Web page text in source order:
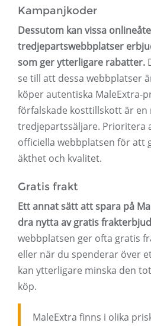
Kampanjkoder
Dessutom kan vissa
tredjepartswebbplatser
som ger ytterligare rabatter.
se till att dessa webbplatser
köper autentiska MaleExtra-
förfalskade kosttillskott är en
tredjepartssäljare. Prioritera
officiella webbplatsen för att
äkthet och kvalitet.
Gratis frakt
Ett annat sätt att spara på
dra nytta av gratis
webbplatsen ger ofta gratis
eller när du spenderar över
kan ytterligare minska den
köp.
MaleExtra finns i olika